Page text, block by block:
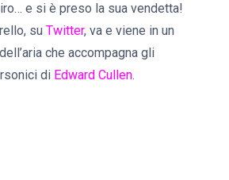
e si è preso la sua vendetta!
su Twitter, va e viene in un
che accompagna gli
di Edward Cullen.